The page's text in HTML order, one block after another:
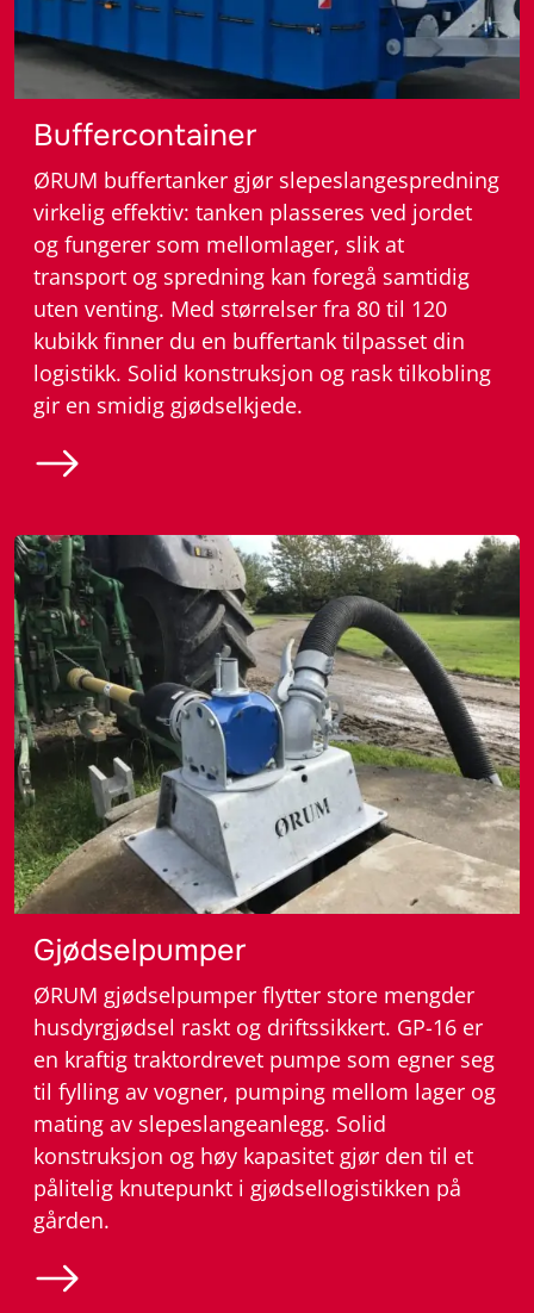
Buffercontainer– Gjødselutstyr
ØRUM buffertanker gjør slepeslangespredning
virkelig effektiv: tanken plasseres ved jordet
og fungerer som mellomlager, slik at
transport og spredning kan foregå samtidig
uten venting. Med størrelser fra 80 til 120
kubikk finner du en buffertank tilpasset din
logistikk. Solid konstruksjon og rask tilkobling
gir en smidig gjødselkjede.
Gjødselpumper– Gjødselutstyr
ØRUM gjødselpumper flytter store mengder
husdyrgjødsel raskt og driftssikkert. GP-16 er
en kraftig traktordrevet pumpe som egner seg
til fylling av vogner, pumping mellom lager og
mating av slepeslangeanlegg. Solid
konstruksjon og høy kapasitet gjør den til et
pålitelig knutepunkt i gjødsellogistikken på
gården.